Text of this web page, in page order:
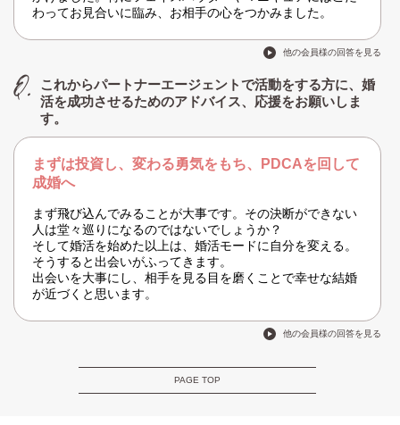
わってお見合いに臨み、お相手の心をつかみました。
他の会員様の回答を見る
これからパートナーエージェントで活動をする方に、婚
活を成功させるためのアドバイス、応援をお願いしま
す。
まずは投資し、変わる勇気をもち、PDCAを回して
成婚へ
まず飛び込んでみることが大事です。その決断ができない
人は堂々巡りになるのではないでしょうか？
そして婚活を始めた以上は、婚活モードに自分を変える。
そうすると出会いがふってきます。
出会いを大事にし、相手を見る目を磨くことで幸せな結婚
が近づくと思います。
他の会員様の回答を見る
PAGE TOP